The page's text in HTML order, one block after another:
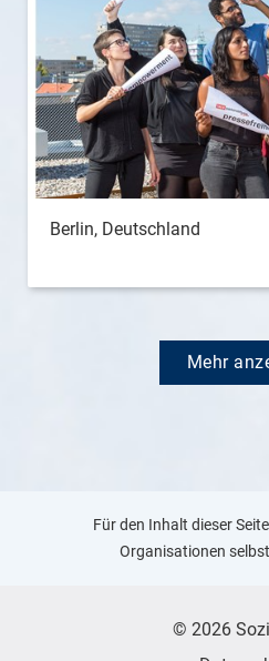
Berlin, Deutschland
Mehr
Für den Inhalt dieser
Organisationen
© 2026